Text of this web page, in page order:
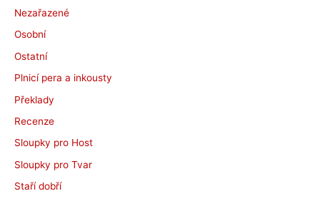
Nezařazené
Osobní
Ostatní
Plnicí pera a inkousty
Překlady
Recenze
Sloupky pro Host
Sloupky pro Tvar
Staří dobří